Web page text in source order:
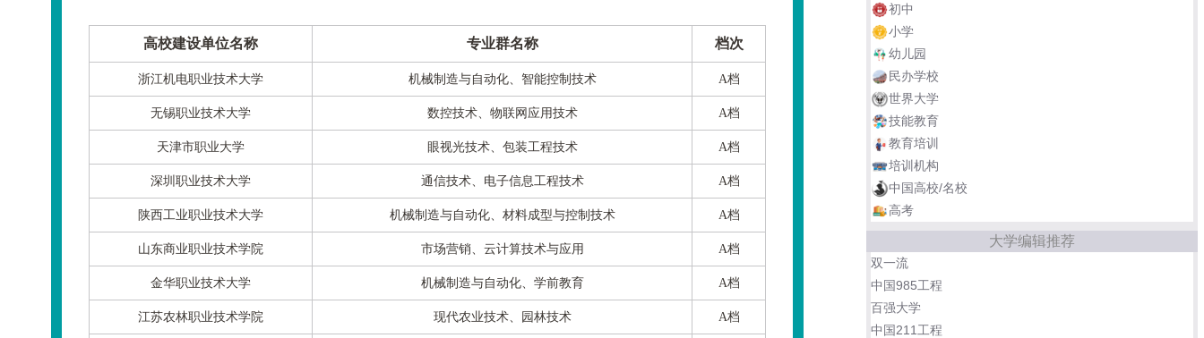
高校建设单位名称 专业群名称 档次
浙江机电职业技术大学 机械制造与自动化、智能控制技术 A档
无锡职业技术大学 数控技术、物联网应用技术 A档
天津市职业大学 眼视光技术、包装工程技术 A档
深圳职业技术大学 通信技术、电子信息工程技术 A档
陕西工业职业技术大学 机械制造与自动化、材料成型与控制技术 A档
山东商业职业技术学院 市场营销、云计算技术与应用 A档
金华职业技术大学 机械制造与自动化、学前教育 A档
江苏农林职业技术学院 现代农业技术、园林技术 A档
初中
小学
幼儿园
民办学校
世界大学
技能教育
教育培训
培训机构
中国高校/名校
高考
大学编辑推荐
双一流
中国985工程
百强大学
中国211工程